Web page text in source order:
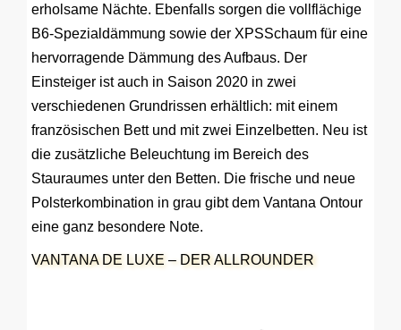
erholsame Nächte. Ebenfalls sorgen die vollflächige
B6-Spezialdämmung sowie der XPSSchaum für eine
hervorragende Dämmung des Aufbaus. Der
Einsteiger ist auch in Saison 2020 in zwei
verschiedenen Grundrissen erhältlich: mit einem
französischen Bett und mit zwei Einzelbetten. Neu ist
die zusätzliche Beleuchtung im Bereich des
Stauraumes unter den Betten. Die frische und neue
Polsterkombination in grau gibt dem Vantana Ontour
eine ganz besondere Note.
VANTANA DE LUXE – DER ALLROUNDER